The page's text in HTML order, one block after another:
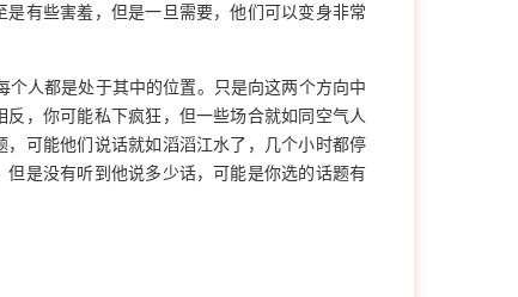
有些害羞，但是一旦需要，他们可以变身非常
人都是处于其中的位置。只是向这两个方向中
，你可能私下疯狂，但一些场合就如同空气人
可能他们说话就如滔滔江水了，几个小时都停
是没有听到他说多少话，可能是你选的话题有